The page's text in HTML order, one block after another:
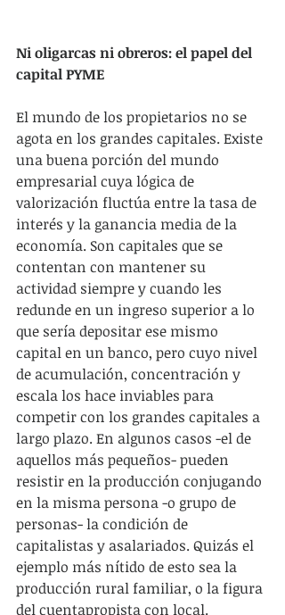
Ni oligarcas ni obreros: el papel del
capital PYME
El mundo de los propietarios no se
agota en los grandes capitales. Existe
una buena porción del mundo
empresarial cuya lógica de
valorización fluctúa entre la tasa de
interés y la ganancia media de la
economía. Son capitales que se
contentan con mantener su
actividad siempre y cuando les
redunde en un ingreso superior a lo
que sería depositar ese mismo
capital en un banco, pero cuyo nivel
de acumulación, concentración y
escala los hace inviables para
competir con los grandes capitales a
largo plazo. En algunos casos -el de
aquellos más pequeños- pueden
resistir en la producción conjugando
en la misma persona -o grupo de
personas- la condición de
capitalistas y asalariados. Quizás el
ejemplo más nítido de esto sea la
producción rural familiar, o la figura
del cuentapropista con local.